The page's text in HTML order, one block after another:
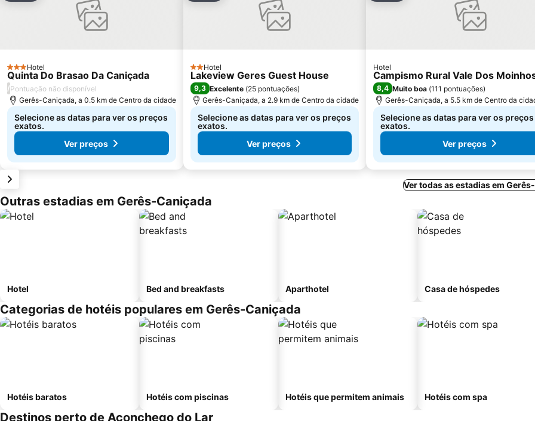
3 Estrelas
Hotel
Quinta Do Brasao Da Caniçada
/Pontuação não disponível
Gerês-Caniçada, a 0.5 km de Centro da cidade
Selecione as datas para ver os preços
exatos.
Ver preços
2 Estrelas
Hotel
Lakeview Geres Guest House
9,3 Excelente (25 pontuações)
Gerês-Caniçada, a 2.9 km de Centro da cidade
Selecione as datas para ver os preços
exatos.
Ver preços
Hotel
Campismo Rural Vale Dos
8,4 Muito boa (111 pontuações)
Gerês-Caniçada, a 5.5 km de Centro da
Selecione as datas para ver os preços
exatos.
Ver preços
Ver todas as estadias em
Outras estadias em Gerês-Caniçada
Hotel Bed and breakfasts Aparthotel Casa de hóspedes
Categorias de hotéis populares em Gerês-Caniçada
Hotéis baratos Hotéis com piscinas Hotéis que permitem animais Hotéis com spa
Destinos perto de Aconchego do Lar